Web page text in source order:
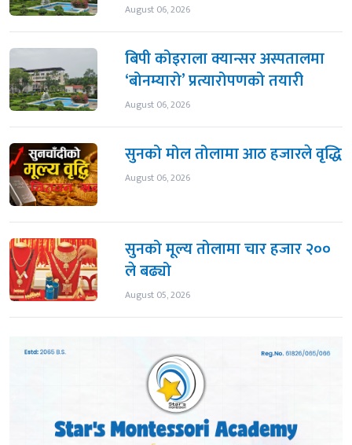
August 06, 2026
बिपी कोइराला क्यान्सर अस्पतालमा
‘बोनम्यारो’ प्रत्यारोपणको तयारी
August 06, 2026
सुनको मोल तोलामा आठ हजारले वृद्धि
August 06, 2026
सुनको मूल्य तोलामा चार हजार २००
ले बढ्यो
August 05, 2026